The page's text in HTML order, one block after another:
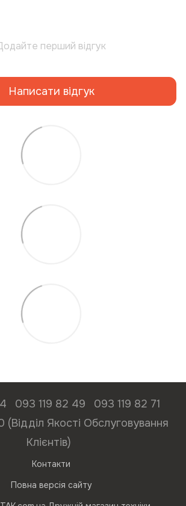
перший відгук
Написати відгук
093 119 82 49
093 119 82 71
Якості Обслуговування
Клієнтів)
Контакти
Повна версія сайту